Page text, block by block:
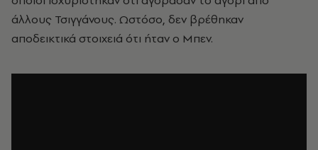
άλλους Τσιγγάνους. Ωστόσο, δεν βρέθηκαν
αποδεικτικά στοιχειά ότι ήταν ο Μπεν.